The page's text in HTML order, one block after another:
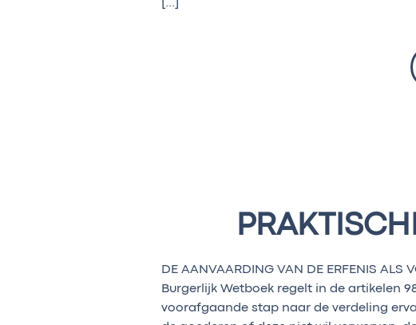
[…]
DE AANVAARDING VAN DE ERFENIS ALS
Burgerlijk Wetboek regelt in de artikelen
voorafgaande stap naar de verdeling